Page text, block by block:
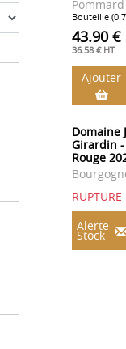
Pommard
Bouteille
43.90 €
36.58 € HT
Ajouter
Domaine
Girardin
Rouge
RUPTURE
Alerte
Stock